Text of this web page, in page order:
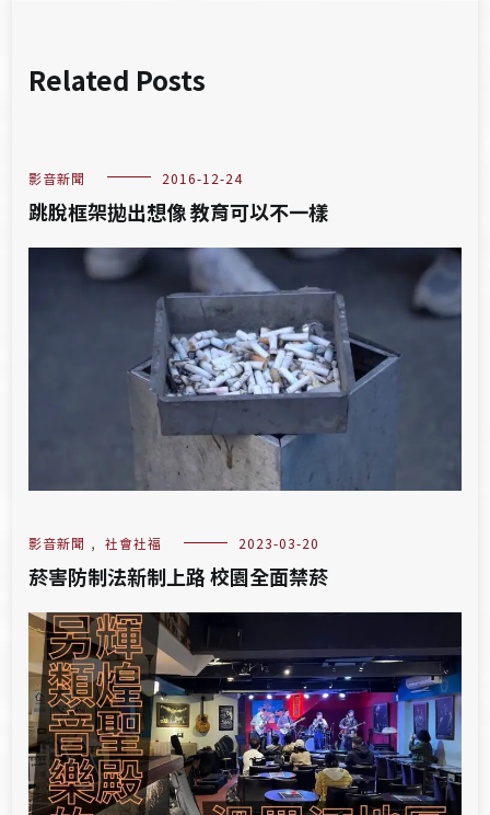
Related Posts
影音新聞 2016-12-24
跳脫框架拋出想像 教育可以不一樣
影音新聞 , 社會社福 2023-03-20
菸害防制法新制上路 校園全面禁菸